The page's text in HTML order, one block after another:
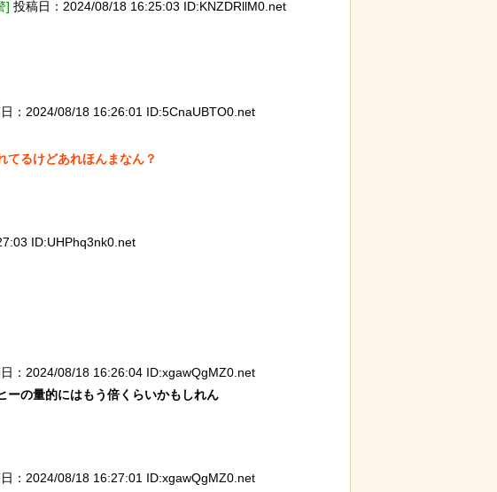
] 投稿日：2024/08/18 16:25:03 ID:KNZDRllM0.net
：2024/08/18 16:26:01 ID:5CnaUBTO0.net
てるけどあれほんまなん？
ID:UHPhq3nk0.net
：2024/08/18 16:26:04 ID:xgawQgMZ0.net
ーの量的にはもう倍くらいかもしれん
：2024/08/18 16:27:01 ID:xgawQgMZ0.net